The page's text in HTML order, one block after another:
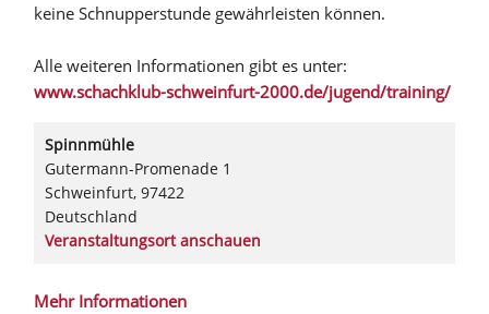
keine Schnupperstunde gewährleisten können.
Alle weiteren Informationen gibt es unter:
www.schachklub-schweinfurt-2000.de/jugend/training/
Spinnmühle
Gutermann-Promenade 1
Schweinfurt, 97422
Deutschland
Veranstaltungsort anschauen
Mehr Informationen